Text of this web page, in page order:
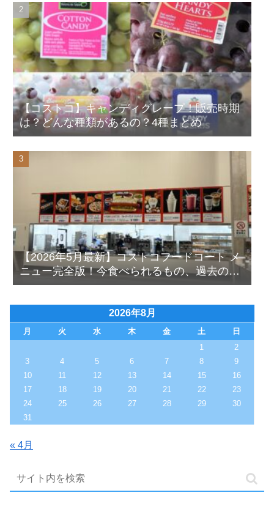
【コストコ】キャンディグレープ！販売時期
は？どんな種類があるの？4種まとめ
【2026年5月最新】コストコフードコート メ
ニュー完全版！今食べられるもの、過去の人
気メニューも写真付きで徹底解説！
2026年8月
月 火 水 木 金 土
日
1
2
3
4 5 6 7 8
9
10
11 12 13 14 15
16
17
18 19 20 21 22
23
24
25 26 27 28 29
30
31
« 4月